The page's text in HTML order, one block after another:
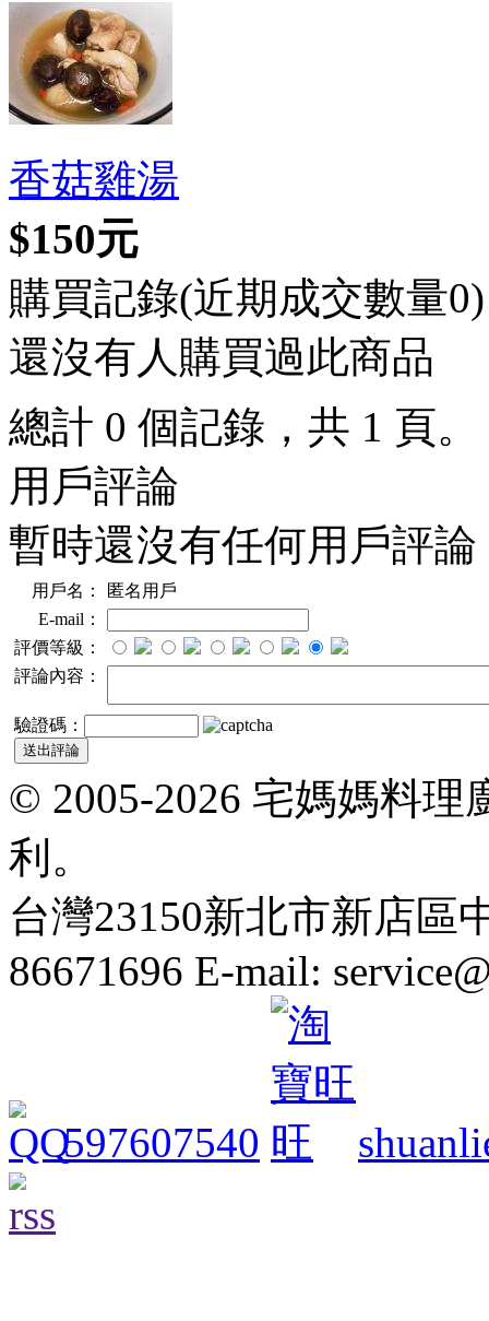
香菇雞湯
$150元
購買記錄(近期成交數量0)
還沒有人購買過此商品
總計 0 個記錄，共 1 頁。
用戶評論
暫時還沒有任何用戶評論
用戶名：
匿名用戶
E-mail：
評價等級：
評論內容：
驗證碼：
© 2005-2026 宅媽媽料
利。
台灣23150新北市新店區
86671696 E-mail:
597607540